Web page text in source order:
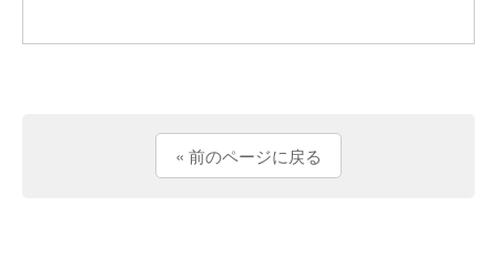
« 前のページに戻る